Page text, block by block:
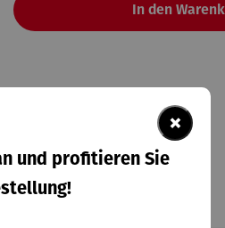
In den
×
und profitieren Sie